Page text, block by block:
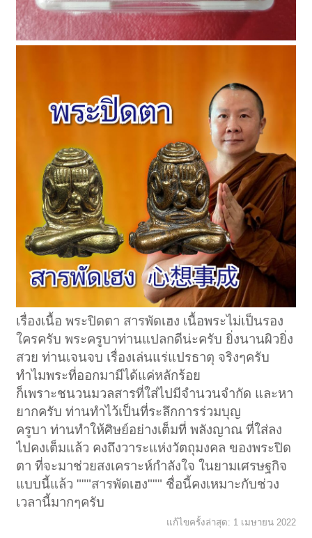
เรื่องเนื้อ พระปิดตา สารพัดเฮง เนื้อพระไม่เป็นรอง
ใครครับ พระครูบาท่านแปลกดีน่ะครับ ยิ่งนานผิวยิ่ง
สวย ท่านเจนจบ เรื่องเล่นแร่แปรธาตุ จริงๆครับ
ทำไมพระที่ออกมามีได้แค่หลักร้อย
ก็เพราะชนวนมวลสารที่ใส่ไปมีจำนวนจำกัด และหา
ยากครับ ท่านทำไว้เป็นที่ระลึกการร่วมบุญ
ครูบา ท่านทำให้ศิษย์อย่างเต็มที่ พลังญาณ ที่ใส่ลง
ไปคงเต็มแล้ว คงถึงวาระแห่งวัตถุมงคล ของพระปิด
ตา ที่จะมาช่วยสงเคราะห์กำลังใจ ในยามเศรษฐกิจ
แบบนี้แล้ว """สารพัดเฮง""" ชื่อนี้คงเหมาะกับช่วง
เวลานี้มากๆครับ
แก้ไขครั้งล่าสุด: 1 เมษายน 2022